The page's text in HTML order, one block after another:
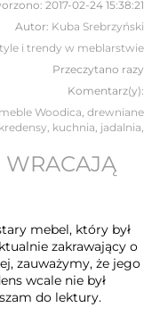
2017-02-24 15:38:21
Autor: Kuba Srebrzyński
i trendy w meblarstwie
Przeczytano razy
Komentarz(y):
meble Woodica, drewniane
kredensy, kuchnia, jadalnia,
WRACAJĄ
mebel, który był
zakrawający o
zauważymy, że jego
wcale nie był
do lektury.